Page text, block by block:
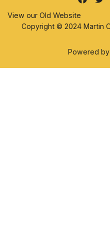
View our Old Website
Copyright © 2024 Martin
Powered by